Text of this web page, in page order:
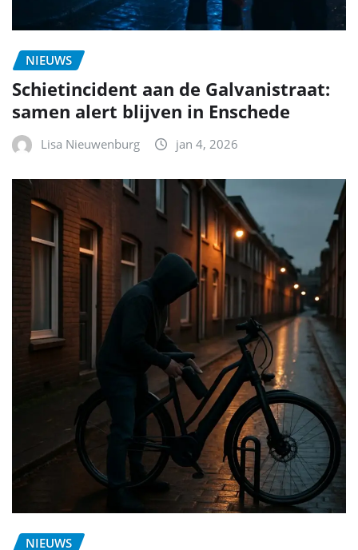
NIEUWS
Schietincident aan de Galvanistraat:
samen alert blijven in Enschede
Lisa Nieuwenburg jan 4, 2026
NIEUWS